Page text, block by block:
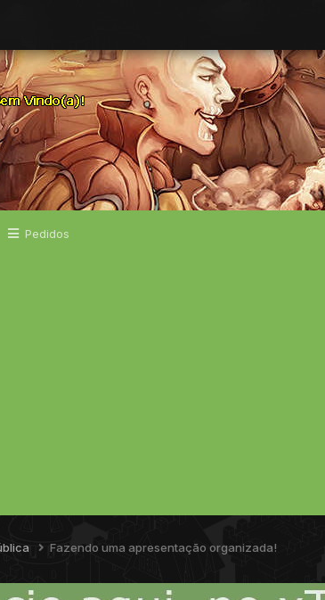
Pedidos
Fazendo uma apresentação organizada!